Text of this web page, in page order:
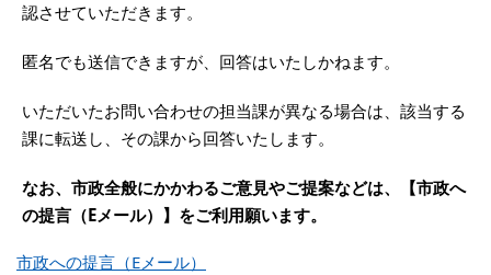
認させていただきます。
匿名でも送信できますが、回答はいたしかねます。
いただいたお問い合わせの担当課が異なる場合は、該当する
課に転送し、その課から回答いたします。
なお、市政全般にかかわるご意見やご提案などは、【市政へ
の提言（Eメール）】をご利用願います。
市政への提言（Eメール）